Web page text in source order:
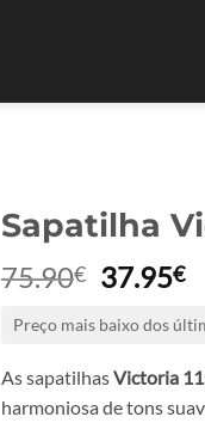
Sapatilha
75.90€ O
original
75.90€.
37.95€O
Preço mais baixo dos
As sapatilhasVictoria
harmoniosa de tons